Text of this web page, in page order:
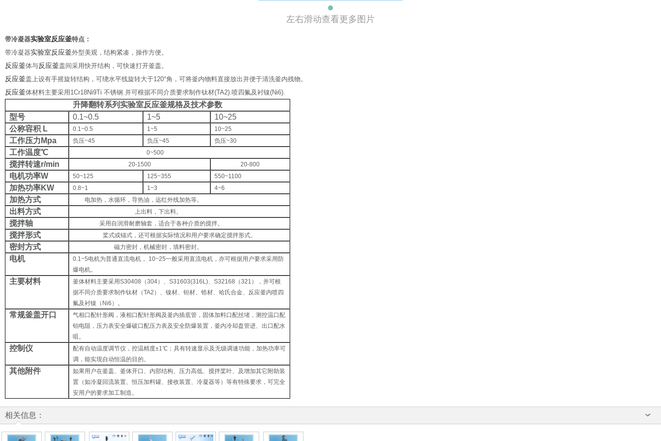
左右滑动查看更多图片
带冷凝器实验室反应釜特点：
带冷凝器实验室反应釜外型美观，结构紧凑，操作方便。
反应釜体与反应釜盖间采用快开结构，可快速打开釜盖。
反应釜盖上设有手摇旋转结构，可绕水平线旋转大于120°角，可将釜内物料直接放出并便于清洗釜内残物。
反应釜体材料主要采用 1Cr18Ni9Ti 不锈钢.并可根据不同介质要求制作钛材(TA2).喷四氟及衬镍(Ni6).
升降翻转系列实验室反应釜规格及技术参数
型号
0.1~0.5 1~5
10~25
公称容积L 0.1~0.5 1~5 10~25
工作压力 Mpa 负压~45 负压~45 负压~30
工作温度℃ 0~500
搅拌转速r/min 20-1500 20-800
电机功率W 50~125 125~355 550~1100
加热功率KW 0.8~1 1~3 4~6
加热方式 电加热，水循环，导热油，远红外线加热等。
出料方式 上出料，下出料。
搅拌轴 采用自润滑耐磨轴套，适合于各种介质的搅拌。
搅拌形式 桨式或锚式，还可根据实际情况和用户要求确定搅拌形式。
密封方式 磁力密封，机械密封，填料密封。
电机 0.1~5电机为普通直流电机， 10~25一般采用直流电机，亦可根据用户要求采用防
爆电机。
主要材料 釜体材料主要采用S30408 （304）、S31603(316L)、S32168 （321 ），并可根
据不同介质要求制作钛材（TA2 ）、镍材、钽材、锆材、哈氏合金、反应釜内喷四
氟及衬镍（ Ni6 ）。
常规釜盖开口
气相口配针形阀，液相口配针形阀及釜内插底管，固体加料口配丝堵，测控温口配
铂电阻，压力表安全爆破口配压力表及安全防爆装置，釜内冷却盘管进、出口配水
咀。
控制仪 配有自动温度调节仪，控温精度±1℃ ；具有转速显示及无级调速功能，加热功率可
调，能实现自动恒温的目的。
其他附件
如果用户在釜盖、釜体开口、内部结构、压力高低、搅拌桨叶、及增加其它附助装
置（如冷凝回流装置、恒压加料罐、接收装置、冷凝器等）等有特殊要求，可完全
安用户的要求加工制造。
相关信息：